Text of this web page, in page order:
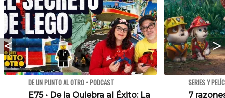
DE UN PUNTO AL OTRO • PODCAST
E75 • De la Quiebra al Éxito: La
SERIES Y
7